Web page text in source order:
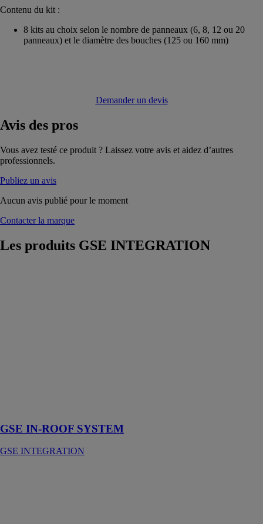
Contenu du kit :
8 kits au choix selon le nombre de panneaux (6, 8, 12 ou 20
panneaux) et le diamètre des bouches (125 ou 160 mm)
Demander un devis
Avis des pros
Vous avez testé ce produit ? Laissez votre avis et aidez d’autres
professionnels.
Publiez un avis
Aucun avis publié pour le moment
Contacter la marque
Les produits GSE INTEGRATION
GSE IN-ROOF SYSTEM
GSE INTEGRATION